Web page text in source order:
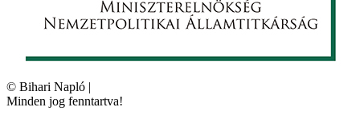
© Bihari Napló |
Minden jog fenntartva!